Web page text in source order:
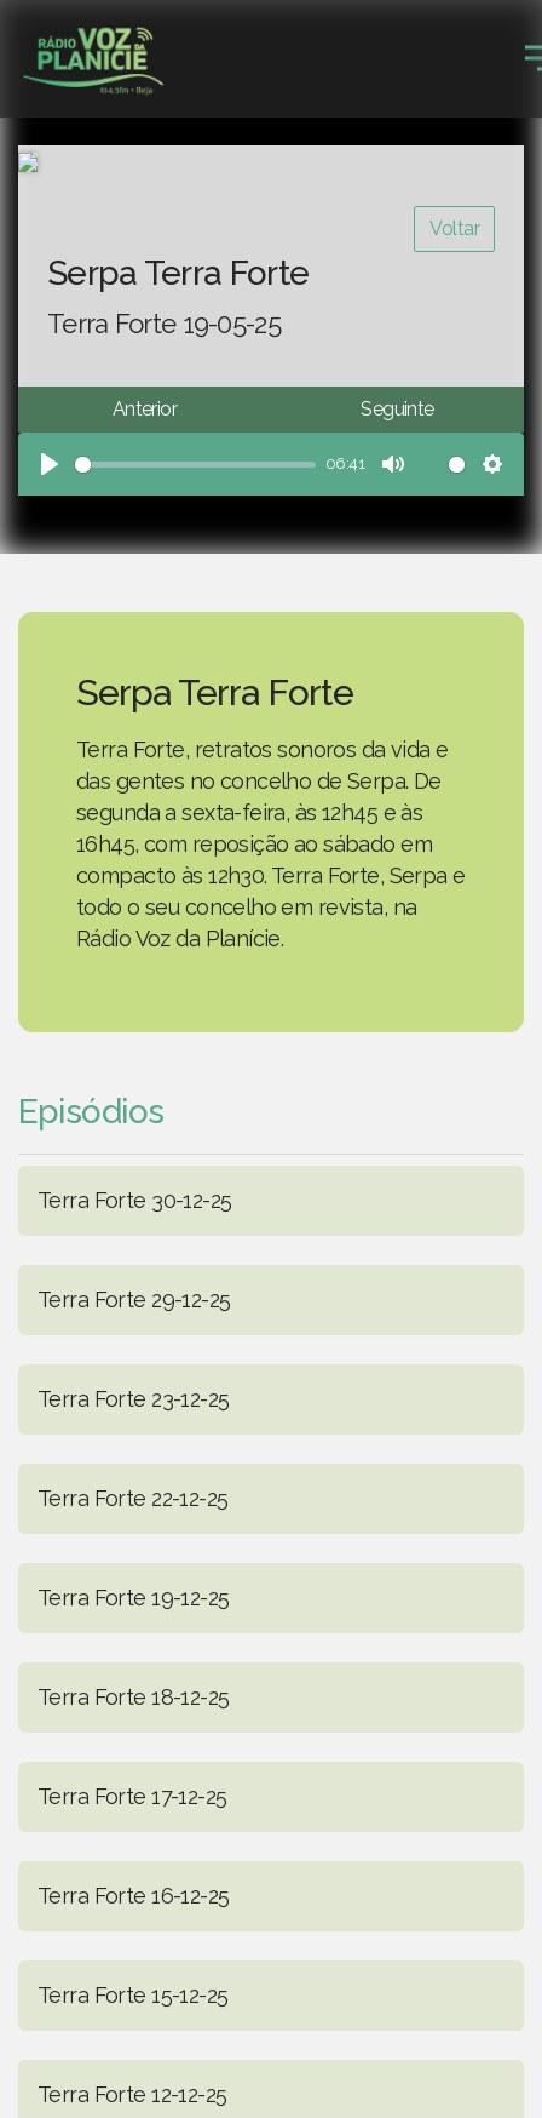
Voltar
Serpa Terra Forte
Terra Forte 19-05-25
Anterior Seguinte
Play
06:41
Mute
Serpa Terra Forte
Terra Forte, retratos sonoros da vida e
das gentes no concelho de Serpa. De
segunda a sexta-feira, às 12h45 e às
16h45, com reposição ao sábado em
compacto às 12h30. Terra Forte, Serpa e
todo o seu concelho em revista, na
Rádio Voz da Planície.
Episódios
Terra Forte 30-12-25
Terra Forte 29-12-25
Terra Forte 23-12-25
Terra Forte 22-12-25
Terra Forte 19-12-25
Terra Forte 18-12-25
Terra Forte 17-12-25
Terra Forte 16-12-25
Terra Forte 15-12-25
Terra Forte 12-12-25